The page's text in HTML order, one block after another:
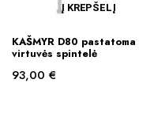
Į KREPŠELĮ
KAŠMYR D80 pastatoma
virtuvės spintelė
93,00 €